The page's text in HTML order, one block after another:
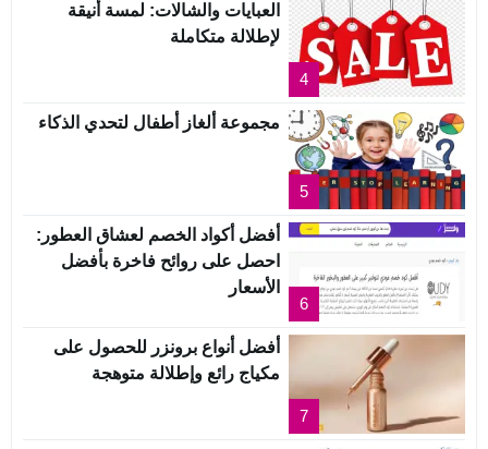
4
العبايات والشالات: لمسة أنيقة
لإطلالة متكاملة
5
مجموعة ألغاز أطفال لتحدي الذكاء
6
أفضل أكواد الخصم لعشاق العطور:
احصل على روائح فاخرة بأفضل
الأسعار
7
أفضل أنواع برونزر للحصول على
مكياج رائع وإطلالة متوهجة